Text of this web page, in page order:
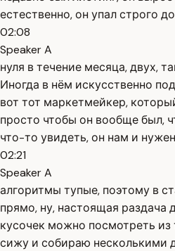
естественно, он упал строго до
02:08
Speaker A
нуля в течение месяца, двух,
Иногда в нём искусственно
вот тот маркетмейкер,
просто чтобы он вообще был,
что-то увидеть, он нам и
02:21
Speaker A
алгоритмы тупые, поэтому в
прямо, ну, настоящая раздача
кусочек можно посмотреть из
сижу и собираю несколькими